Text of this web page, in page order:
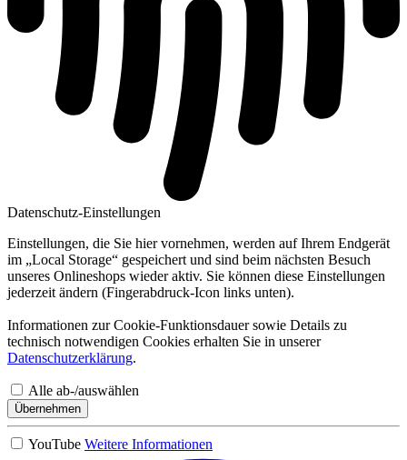
Datenschutz-Einstellungen
Einstellungen, die Sie hier vornehmen, werden auf Ihrem Endgerät
im „Local Storage“ gespeichert und sind beim nächsten Besuch
unseres Onlineshops wieder aktiv. Sie können diese Einstellungen
jederzeit ändern (Fingerabdruck-Icon links unten).
Informationen zur Cookie-Funktionsdauer sowie Details zu
technisch notwendigen Cookies erhalten Sie in unserer
Datenschutzerklärung.
Alle ab-/auswählen
Übernehmen
YouTube Weitere Informationen